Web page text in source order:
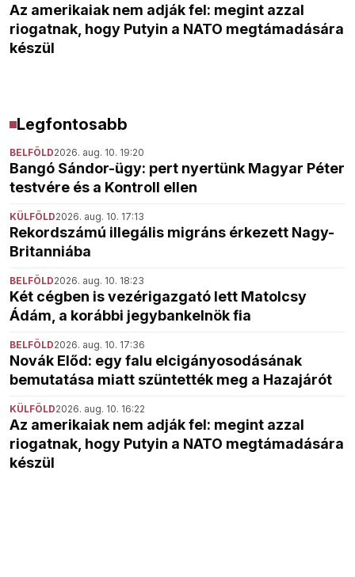
Az amerikaiak nem adják fel: megint azzal
riogatnak, hogy Putyin a NATO megtámadására
készül
Legfontosabb
BELFÖLD2026. aug. 10. 19:20
Bangó Sándor-ügy: pert nyertünk Magyar Péter
testvére és a Kontroll ellen
KÜLFÖLD2026. aug. 10. 17:13
Rekordszámú illegális migráns érkezett Nagy-
Britanniába
BELFÖLD2026. aug. 10. 18:23
Két cégben is vezérigazgató lett Matolcsy
Ádám, a korábbi jegybankelnök fia
BELFÖLD2026. aug. 10. 17:36
Novák Előd: egy falu elcigányosodásának
bemutatása miatt szüntették meg a Hazajárót
KÜLFÖLD2026. aug. 10. 16:22
Az amerikaiak nem adják fel: megint azzal
riogatnak, hogy Putyin a NATO megtámadására
készül